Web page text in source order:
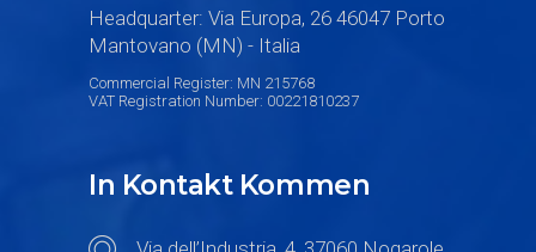
Headquarter: Via Europa, 26 46047 Porto
Mantovano (MN) - Italia
Commercial Register: MN 215768
VAT Registration Number: 00221810237
In Kontakt Kommen